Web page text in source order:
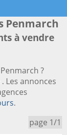
Penmarch
à vendre
?
Les annonces
.
page 1/1